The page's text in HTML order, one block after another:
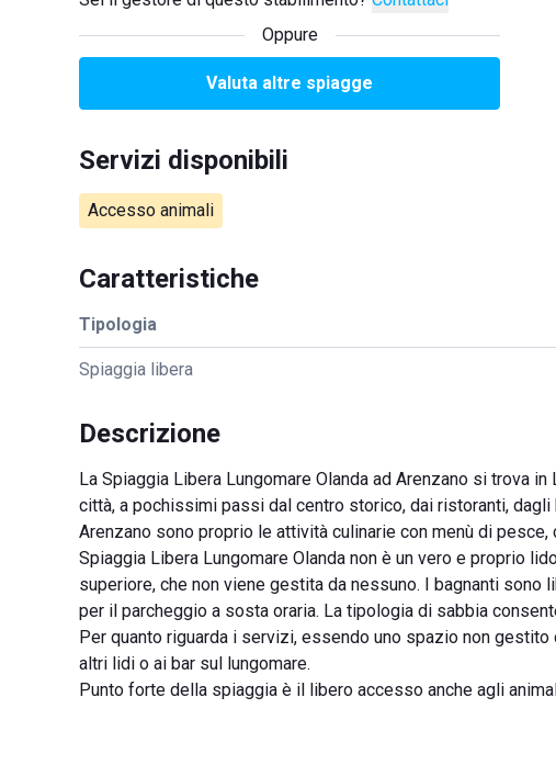
Oppure
Valuta altre spiagge
Servizi disponibili
Accesso animali
Caratteristiche
Tipologia
Spiaggia libera
Descrizione
La Spiaggia Libera Lungomare Olanda ad Arenzano si trova
città, a pochissimi passi dal centro storico, dai ristoranti,
Arenzano sono proprio le attività culinarie con menù di
Spiaggia Libera Lungomare Olanda non è un vero e proprio
superiore, che non viene gestita da nessuno. I bagnanti
per il parcheggio a sosta oraria. La tipologia di sabbia
Per quanto riguarda i servizi, essendo uno spazio non
altri lidi o ai bar sul lungomare.
Punto forte della spiaggia è il libero accesso anche agli